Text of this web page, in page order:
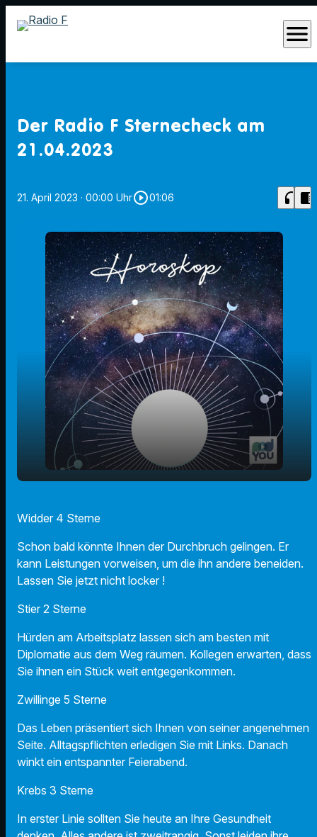
menu
Der Radio F Sternecheck am
21.04.2023
21. April 2023 · 00:00 Uhrplay_circle_outline01:06 headphones chrome_reader_mode
play_arrow
Widder 4 Sterne
Schon bald könnte Ihnen der Durchbruch gelingen. Er
kann Leistungen vorweisen, um die ihn andere beneiden.
Lassen Sie jetzt nicht locker !
Stier 2 Sterne
Hürden am Arbeitsplatz lassen sich am besten mit
Diplomatie aus dem Weg räumen. Kollegen erwarten, dass
Sie ihnen ein Stück weit entgegenkommen.
Zwillinge 5 Sterne
Das Leben präsentiert sich Ihnen von seiner angenehmen
Seite. Alltagspflichten erledigen Sie mit Links. Danach
winkt ein entspannter Feierabend.
Krebs 3 Sterne
In erster Linie sollten Sie heute an Ihre Gesundheit